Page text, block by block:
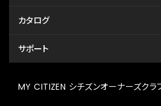
カタログ
サポート
MY CITIZEN シチズンオーナーズクラ